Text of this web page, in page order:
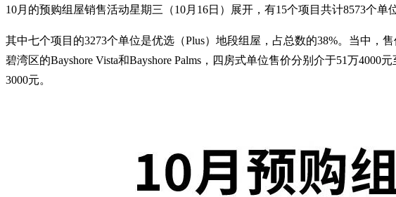
10月的预购组屋销售活动星期三（10月16日）展开，有15个项目共计8573个
其中七个项目的3273个单位是优选（Plus）地段组屋，占总数的38%。当中，
碧湾区的Bayshore Vista和Bayshore Palms，四房式单位售价分别介于51万
3000元。